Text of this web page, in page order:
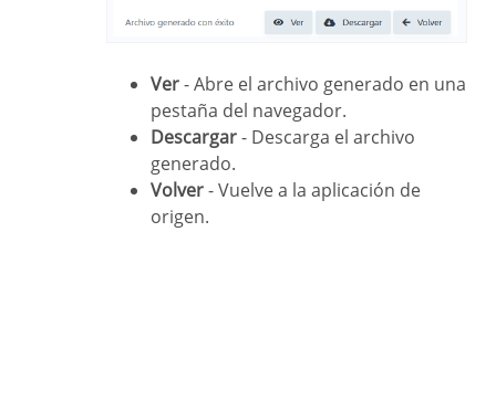
Ver- Abre el archivo generado en una
pestaña del navegador.
Descargar- Descarga el archivo
generado.
Volver- Vuelve a la aplicación de
origen.